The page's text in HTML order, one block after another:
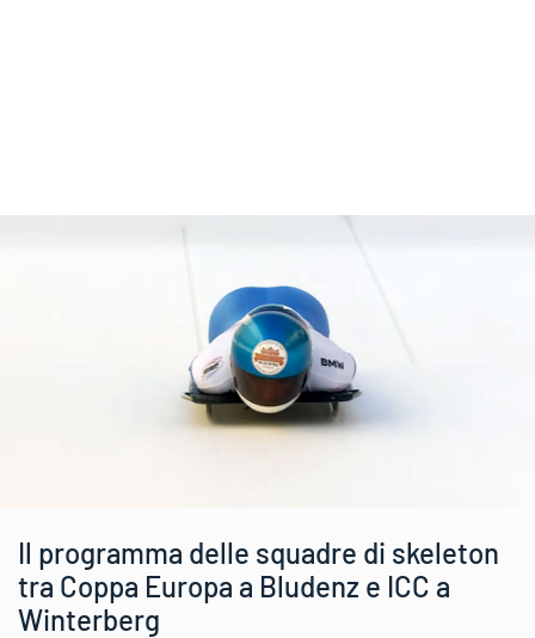
Il programma delle squadre di skeleton
tra Coppa Europa a Bludenz e ICC a
Winterberg